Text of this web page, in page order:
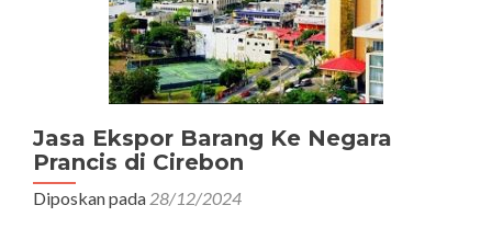
Jasa Ekspor Barang Ke Negara
Prancis di Cirebon
Diposkan pada 28/12/2024